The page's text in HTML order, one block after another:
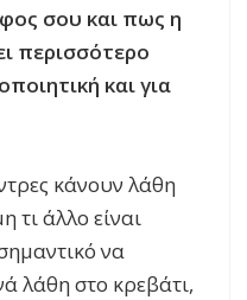
σου και πως η
περισσότερο
και για
κάνουν λάθη
τι άλλο είναι
να
λάθη στο κρεβάτι,